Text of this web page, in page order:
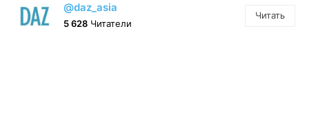
@daz_asia
5 628 Читатели
Читать